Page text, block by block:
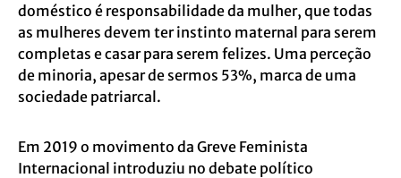
doméstico é responsabilidade da mulher, que todas
as mulheres devem ter instinto maternal para serem
completas e casar para serem felizes. Uma perceção
de minoria, apesar de sermos 53%, marca de uma
sociedade patriarcal.
Em 2019 o movimento da Greve Feminista
Internacional introduziu no debate político